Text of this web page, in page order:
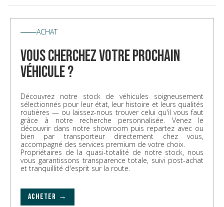
ACHAT
vous cherchez votre prochain
véhicule ?
Découvrez notre stock de véhicules soigneusement
sélectionnés pour leur état, leur histoire et leurs qualités
routières — ou laissez-nous trouver celui qu'il vous faut
grâce à notre recherche personnalisée. Venez le
découvrir dans notre showroom puis repartez avec ou
bien par transporteur directement chez vous,
accompagné des services premium de votre choix.
Propriétaires de la quasi-totalité de notre stock, nous
vous garantissons transparence totale, suivi post-achat
et tranquillité d'esprit sur la route.
ACHETER →